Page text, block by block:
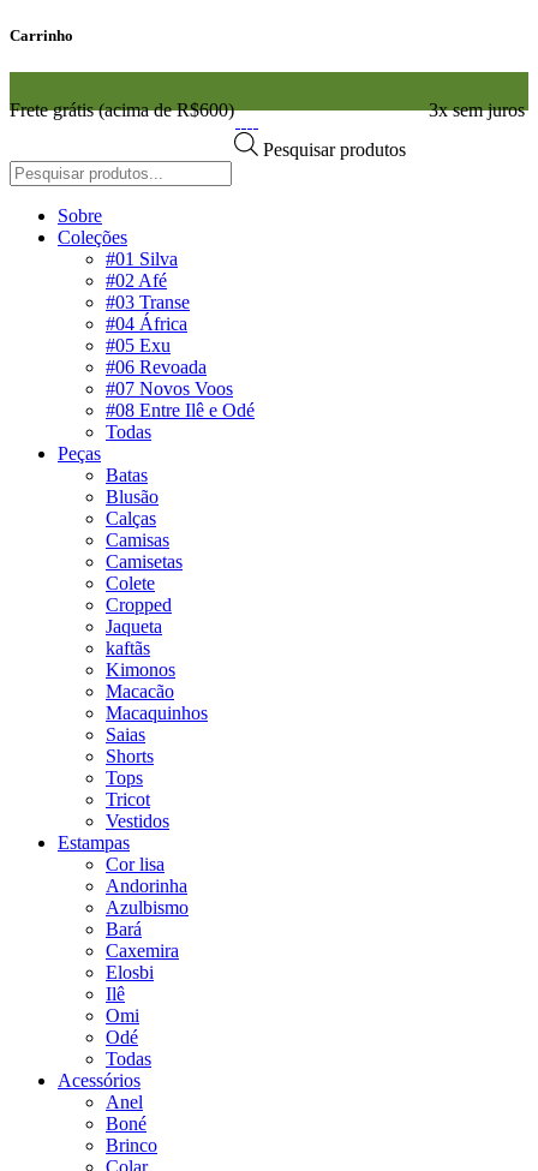
Carrinho
Frete grátis (acima de R$600)
3x sem juros
Pesquisar produtos
Sobre
Coleções
#01 Silva
#02 Afé
#03 Transe
#04 África
#05 Exu
#06 Revoada
#07 Novos Voos
#08 Entre Ilê e Odé
Todas
Peças
Batas
Blusão
Calças
Camisas
Camisetas
Colete
Cropped
Jaqueta
kaftãs
Kimonos
Macacão
Macaquinhos
Saias
Shorts
Tops
Tricot
Vestidos
Estampas
Cor lisa
Andorinha
Azulbismo
Bará
Caxemira
Elosbi
Ilê
Omi
Odé
Todas
Acessórios
Anel
Boné
Brinco